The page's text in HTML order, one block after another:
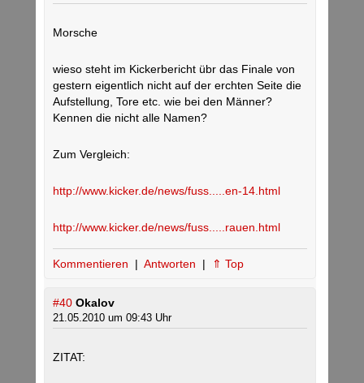
Morsche
wieso steht im Kickerbericht übr das Finale von
gestern eigentlich nicht auf der erchten Seite die
Aufstellung, Tore etc. wie bei den Männer?
Kennen die nicht alle Namen?
Zum Vergleich:
http://www.kicker.de/news/fuss.....en-14.html
http://www.kicker.de/news/fuss.....rauen.html
Kommentieren | Antworten | ⇑ Top
#40 Okalov
21.05.2010 um 09:43 Uhr
ZITAT: